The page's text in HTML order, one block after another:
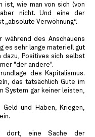
ist, wie man von sich (von
nicht. Und eine der
„absolute Verwöhnung“.
während des Anschauens
es sehr lange materiell gut
dazu, Positives sich selbst
"der andere".
des Kapitalismus.
das tatsächlich Gute im
System gar keiner leisten,
und Haben, Kriegen,
dort, eine Sache der